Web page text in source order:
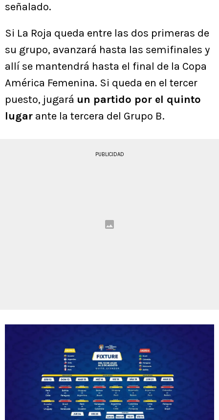
señalado.
Si La Roja queda entre las dos primeras de
su grupo, avanzará hasta las semifinales y
allí se mantendrá hasta el final de la Copa
América Femenina. Si queda en el tercer
puesto, jugará un partido por el quinto
lugar ante la tercera del Grupo B.
PUBLICIDAD